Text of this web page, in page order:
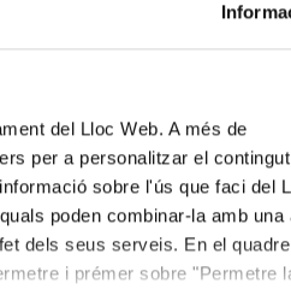
del Lloc Web. A més de
per a personalitzar el
sobre l'ús que faci del
poden combinar-la amb una
dels seus serveis. En el
i prémer sobre "Permetre